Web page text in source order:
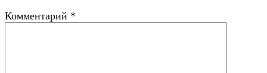
Комментарий *